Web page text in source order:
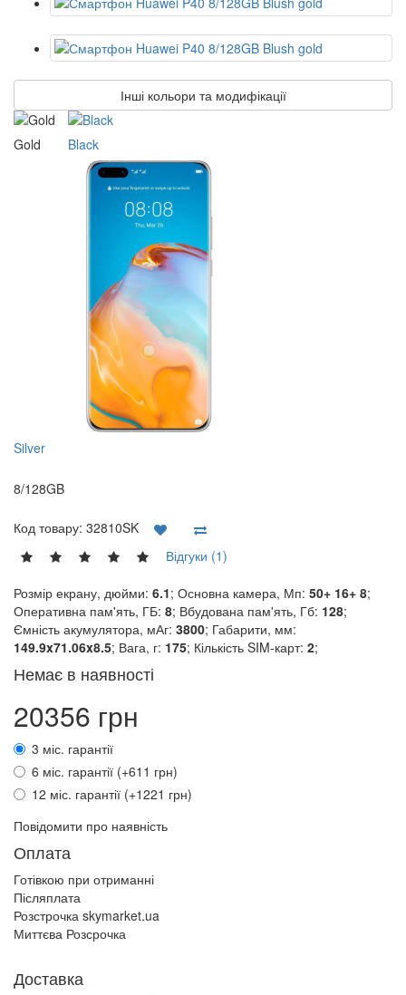
Інші кольори та модифікації
Gold Black
Silver
8/128GB
Код товару: 32810SK
Відгуки (1)
Розмір екрану, дюйми: 6.1; Основна камера, Мп: 50+ 16+ 8;
Оперативна пам'ять, ГБ: 8; Вбудована пам'ять, Гб: 128;
Ємність акумулятора, мАг: 3800; Габарити, мм:
149.9x71.06x8.5; Вага, г: 175; Кількість SIM-карт: 2;
Немає в наявності
20356 грн
3 міс. гарантії
6 міс. гарантії (+611 грн)
12 міс. гарантії (+1221 грн)
Повідомити про наявність
Оплата
Готівкою при отриманні
Післяплата
Розстрочка skymarket.ua
Миттєва Розсрочка
Доставка